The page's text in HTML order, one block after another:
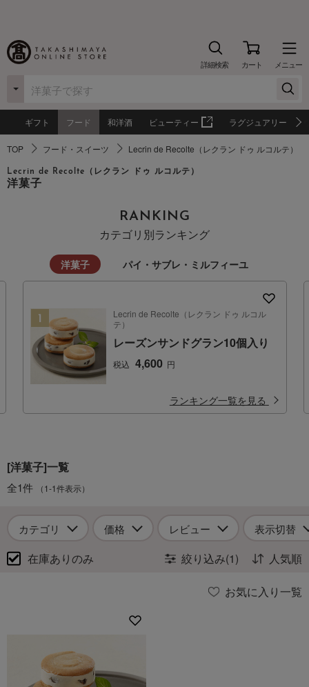
詳細検索 カート メニュー
ギフト フード 和洋酒 ビューティー ラグジュアリー
TOP フード・スイーツ Lecrin de Recolte（レクラン ドゥ ルコルテ）
Lecrin de Recolte（レクラン ドゥ ルコルテ）
洋菓子
RANKING
カテゴリ別ランキング
洋菓子 パイ・サブレ・ミルフィーユ
Lecrin de Recolte（レクラン ドゥ ルコル
テ）
レーズンサンドグラン10個入り
税込 4,600 円
ランキング一覧を見る
[洋菓子]一覧
全1件 （1-1件表示）
カテゴリ 価格 レビュー 表示切替
在庫ありのみ 絞り込み(1) 人気順
お気に入り一覧